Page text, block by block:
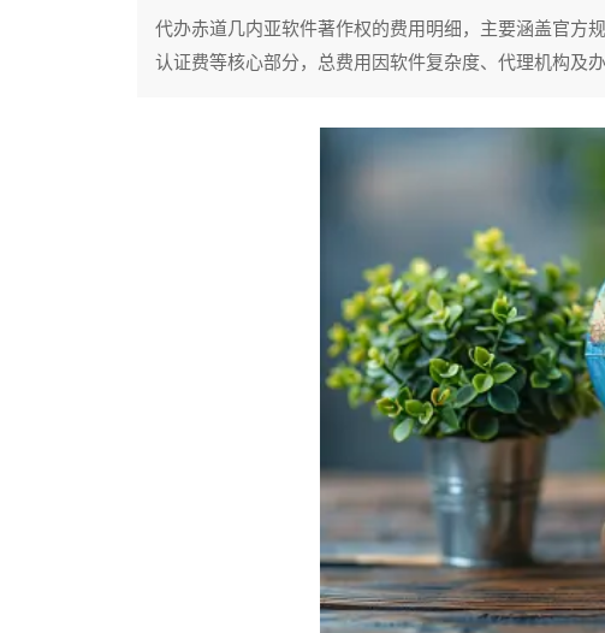
代办赤道几内亚软件著作权的费用明细，主要涵盖官方
认证费等核心部分，总费用因软件复杂度、代理机构及